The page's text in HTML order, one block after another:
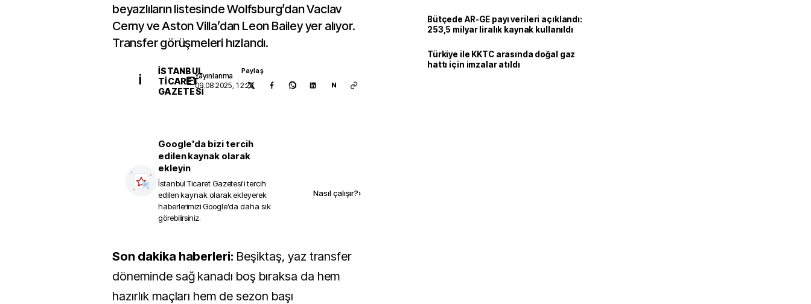
beyazlıların listesinde Wolfsburg’dan Vaclav
Cerny ve Aston Villa’dan Leon Bailey yer alıyor.
Transfer görüşmeleri hızlandı.
İ
İSTANBUL
TICARET
GAZETESI
Yayınlanma
09.08.2025, 12:23
Paylaş
N
Google'da bizi tercih
edilen kaynak olarak
ekleyin
İstanbul Ticaret Gazetesi'i tercih
edilen kaynak olarak ekleyerek
haberlerimizi Google'da daha sık
görebilirsiniz.
Nasıl çalışır?›
Son dakika haberleri: Beşiktaş, yaz transfer
döneminde sağ kanadı boş bıraksa da hem
hazırlık maçları hem de sezon başı
Bütçede AR-GE payı verileri açıklandı:
253,5 milyar liralık kaynak kullanıldı
Türkiye ile KKTC arasında doğal gaz
hattı için imzalar atıldı